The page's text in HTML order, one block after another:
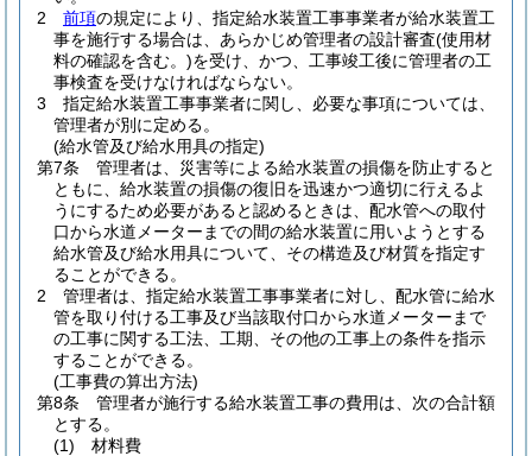
2
前項の規定により、指定給水装置工事事業者が給水装置工
事を施行する場合は、あらかじめ管理者の設計審査(使用材
料の確認を含む。)を受け、かつ、工事竣工後に管理者の工
事検査を受けなければならない。
3
指定給水装置工事事業者に関し、必要な事項については、
管理者が別に定める。
(給水管及び給水用具の指定)
第7条
管理者は、災害等による給水装置の損傷を防止すると
ともに、給水装置の損傷の復旧を迅速かつ適切に行えるよ
うにするため必要があると認めるときは、配水管への取付
口から水道メーターまでの間の給水装置に用いようとする
給水管及び給水用具について、その構造及び材質を指定す
ることができる。
2
管理者は、指定給水装置工事事業者に対し、配水管に給水
管を取り付ける工事及び当該取付口から水道メーターまで
の工事に関する工法、工期、その他の工事上の条件を指示
することができる。
(工事費の算出方法)
第8条
管理者が施行する給水装置工事の費用は、次の合計額
とする。
(1)
材料費